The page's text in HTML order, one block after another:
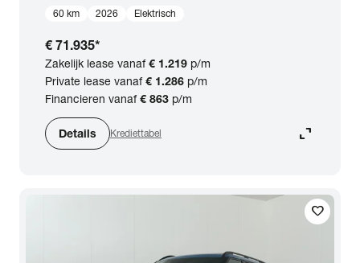
60 km 2026 Elektrisch
€ 71.935*
Zakelijk lease vanaf€ 1.219 p/m
Private lease vanaf€ 1.286 p/m
Financieren vanaf€ 863 p/m
Details Krediettabel expand_content
favorite